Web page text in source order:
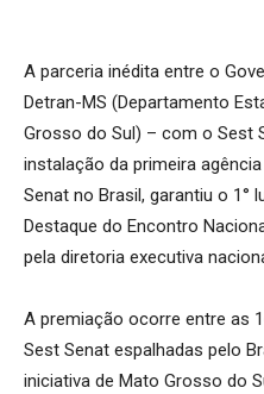
A parceria inédita entre o
Detran-MS (Departamento
Grosso do Sul) – com o Sest
instalação da primeira
Senat no Brasil, garantiu o 1°
Destaque do Encontro
pela diretoria executiva
A premiação ocorre entre as
Sest Senat espalhadas pelo
iniciativa de Mato Grosso do